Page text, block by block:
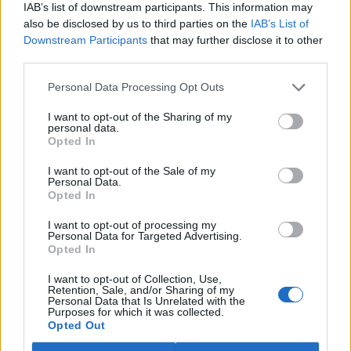
IAB’s list of downstream participants. This information may
also be disclosed by us to third parties on the IAB’s List of
Downstream Participants that may further disclose it to other
Personal Data Processing Opt Outs
I want to opt-out of the Sharing of my
personal data.
Opted In
I want to opt-out of the Sale of my
Personal Data.
Opted In
I want to opt-out of processing my
Personal Data for Targeted Advertising.
Opted In
I want to opt-out of Collection, Use,
Retention, Sale, and/or Sharing of my
Personal Data that Is Unrelated with the
Purposes for which it was collected.
Opted Out
Zapomněli jste heslo?Změňte si je.
Přihlásit se mohou jen ti, kteří se již
Daniel Fiala 12.6.2026 12:33
To vypadá na de facto zásadní průlom v ochraně
Majitel MVE, která usmrtí úhoře rozseknutím se tedy
dopustí trestného činu?
uniknout před smrtelným nebezpečím v případě poklesu
kyslíku pod letální hranici? Třeba tím, že na své náklady
nevybudoval ani málo kapacitní rybí přechod?
Zákon č. 246/1992 Sb. § 3 Pro účely tohoto zákona se
rozumí
a) zvířetem každý živý obratlovec, kromě člověka, nikoliv
však plod nebo embryo.